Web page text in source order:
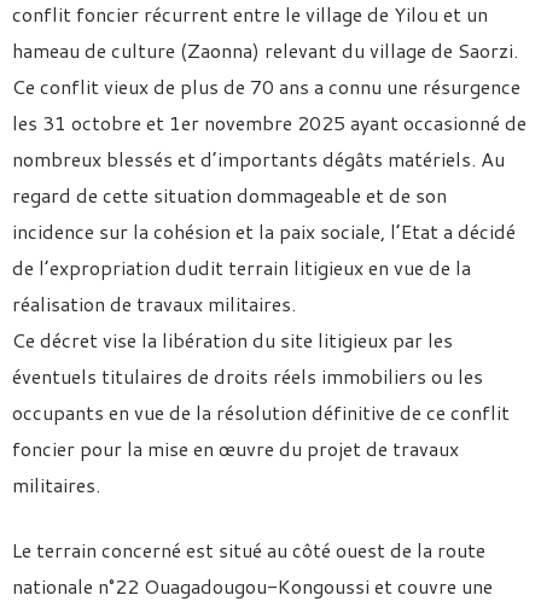
conflit foncier récurrent entre le village de Yilou et un
hameau de culture (Zaonna) relevant du village de Saorzi.
Ce conflit vieux de plus de 70 ans a connu une résurgence
les 31 octobre et 1er novembre 2025 ayant occasionné de
nombreux blessés et d’importants dégâts matériels. Au
regard de cette situation dommageable et de son
incidence sur la cohésion et la paix sociale, l’Etat a décidé
de l’expropriation dudit terrain litigieux en vue de la
réalisation de travaux militaires.
Ce décret vise la libération du site litigieux par les
éventuels titulaires de droits réels immobiliers ou les
occupants en vue de la résolution définitive de ce conflit
foncier pour la mise en œuvre du projet de travaux
militaires.
Le terrain concerné est situé au côté ouest de la route
nationale n°22 Ouagadougou-Kongoussi et couvre une